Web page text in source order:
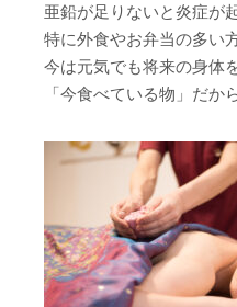
亜鉛が足りないと炎症が
特に外食やお弁当の多い
今は元気でも将来の身体
「今食べている物」だか